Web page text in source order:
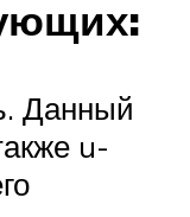
Данный
u-